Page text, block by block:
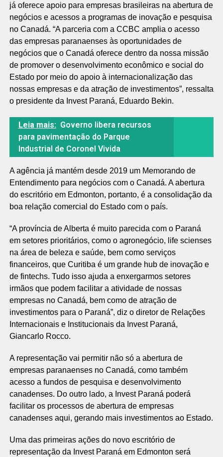
já oferece apoio para empresas brasileiras na abertura de
negócios e acessos a programas de inovação e pesquisa
no Canadá. “A parceria com a CCBC amplia o acesso
das empresas paranaenses às oportunidades de
negócios que o Canadá oferece dentro da nossa missão
de promover o desenvolvimento econômico e social do
Estado por meio do apoio à internacionalização das
nossas empresas e da atração de investimentos”, ressalta
o presidente da Invest Paraná, Eduardo Bekin.
Leia mais: Governo libera recursos
para pavimentação do Parque
Industrial de Coronel Vivida
A agência já mantém desde 2019 um Memorando de
Entendimento para negócios com o Canadá. A abertura
do escritório em Edmonton, portanto, é a consolidação da
boa relação comercial do Estado com o país.
“A província de Alberta é muito parecida com o Paraná
em setores prioritários, como o agronegócio, life scienses
na área de beleza e saúde, bem como serviços
financeiros, que Curitiba é um grande hub de inovação e
de fintechs. Tudo isso ajuda a enxergarmos setores
irmãos que podem facilitar a atividade de nossas
empresas no Canadá, bem como de atração de
investimentos para o Paraná”, diz o diretor de Relações
Internacionais e Institucionais da Invest Paraná,
Giancarlo Rocco.
A representação vai permitir não só a abertura de
empresas paranaenses no Canadá, como também
acesso a fundos de pesquisa e desenvolvimento
canadenses. Do outro lado, a Invest Paraná poderá
facilitar os processos de abertura de empresas
canadenses aqui, gerando mais investimentos ao Estado.
Uma das primeiras ações do novo escritório de
representação da Invest Paraná em Edmonton será